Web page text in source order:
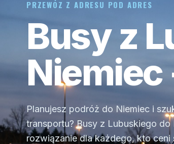
PRZEWÓZ Z ADRESU POD ADRES
Busy z
Niemiec
Planujesz podróż do Niemiec i
transportu? Busy z Lubuskiego
rozwiązanie dla każdego, kto